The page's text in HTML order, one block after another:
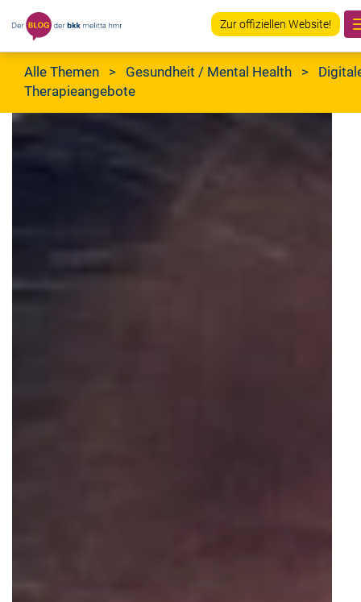
Zur offiziellen Website!
Alle Themen > Gesundheit / Mental Health >
Therapieangebote